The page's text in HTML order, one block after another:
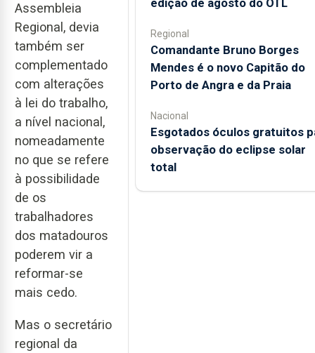
Assembleia
Regional, devia
também ser
complementado
com alterações
à lei do trabalho,
a nível nacional,
nomeadamente
no que se refere
à possibilidade
de os
trabalhadores
dos matadouros
poderem vir a
reformar-se
mais cedo.
Mas o secretário
regional da
edição de agosto do OTL
Regional
Comandante Bruno Borges
Mendes é o novo Capitão do
Porto de Angra e da Praia
Nacional
Esgotados óculos gratuitos
observação do eclipse solar
total